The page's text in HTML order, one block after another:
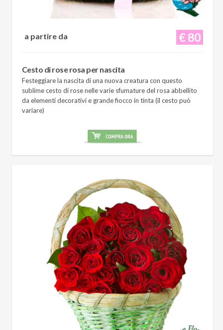
€ 80
a partire da
Cesto di rose rosa per nascita
Festeggiare la nascita di una nuova creatura con questo
sublime cesto di rose nelle varie sfumature del rosa abbellito
da elementi decorativi e grande fiocco in tinta (il cesto può
variare)